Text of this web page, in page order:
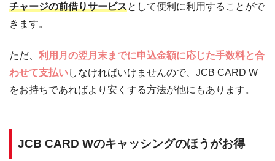
チャージの前借りサービスとして便利に利用することがで
きます。
ただ、 利用月の翌月末までに申込金額に応じた手数料と合
わせて支払いしなければいけませんので、JCB CARD W
をお持ちであればより安くする方法が他にもあります。
JCB CARD Wのキャッシングのほうがお得